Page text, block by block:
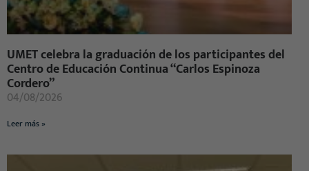
UMET celebra la graduación de los participantes del
Centro de Educación Continua “Carlos Espinoza
Cordero”
04/08/2026
Leer más »